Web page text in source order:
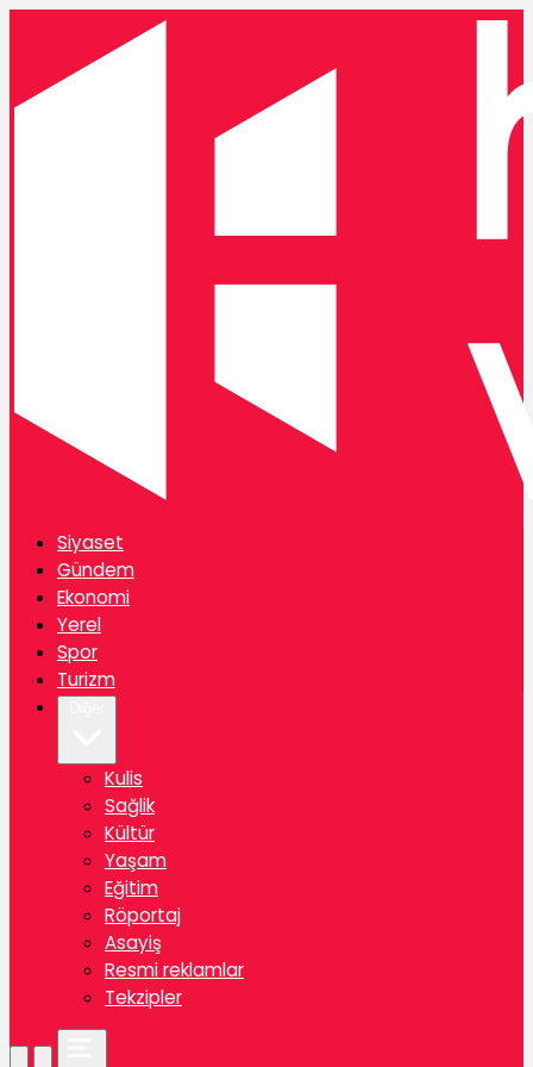
Siyaset
Gündem
Ekonomi
Yerel
Spor
Turizm
Kulis
Sağlik
Kültür
Yaşam
Eğitim
Röportaj
Asayiş
Resmi reklamlar
Tekzipler